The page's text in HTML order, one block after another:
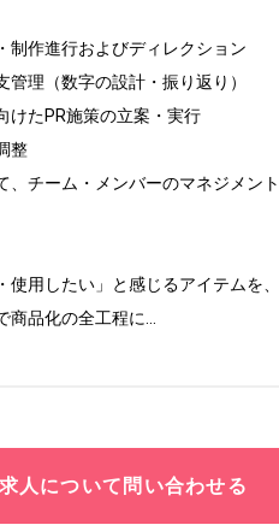
制作進行およびディレクション
管理（数字の設計・振り返り）
けたPR施策の立案・実行
整
、チーム・メンバーのマネジメン
使用したい」と感じるアイテムを
商品化の全工程に...
人について問い合わせる